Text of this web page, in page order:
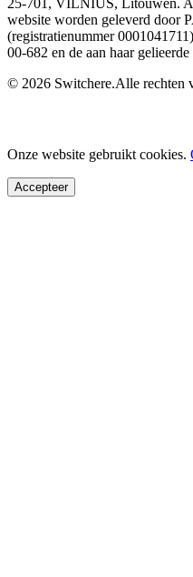
website worden geleverd door
(registratienummer
00-682 en de aan haar
© 2026 Switchere.Alle rechten
Onze website gebruikt cookies.
Accepteer